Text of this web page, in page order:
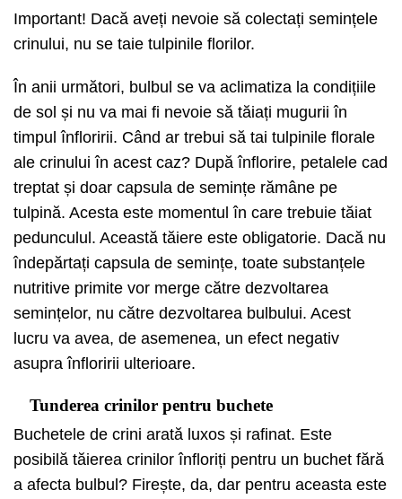
Important! Dacă aveți nevoie să colectați semințele
crinului, nu se taie tulpinile florilor.
În anii următori, bulbul se va aclimatiza la condițiile
de sol și nu va mai fi nevoie să tăiați mugurii în
timpul înfloririi. Când ar trebui să tai tulpinile florale
ale crinului în acest caz? După înflorire, petalele cad
treptat și doar capsula de semințe rămâne pe
tulpină. Acesta este momentul în care trebuie tăiat
pedunculul. Această tăiere este obligatorie. Dacă nu
îndepărtați capsula de semințe, toate substanțele
nutritive primite vor merge către dezvoltarea
semințelor, nu către dezvoltarea bulbului. Acest
lucru va avea, de asemenea, un efect negativ
asupra înfloririi ulterioare.
Tunderea crinilor pentru buchete
Buchetele de crini arată luxos și rafinat. Este
posibilă tăierea crinilor înfloriți pentru un buchet fără
a afecta bulbul? Firește, da, dar pentru aceasta este